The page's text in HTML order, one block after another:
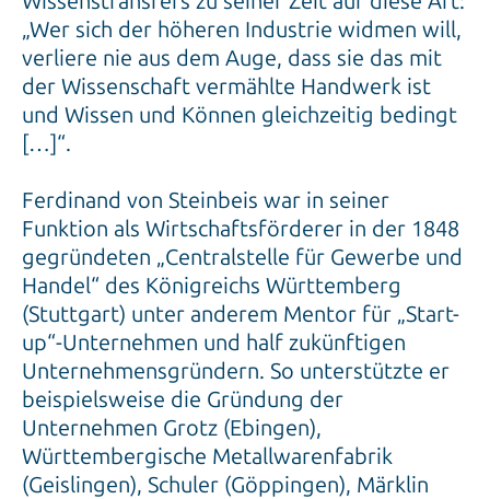
„Wer sich der höheren Industrie widmen will,
verliere nie aus dem Auge, dass sie das mit
der Wissenschaft vermählte Handwerk ist
und Wissen und Können gleichzeitig bedingt
[…]“.
Ferdinand von Steinbeis war in seiner
Funktion als Wirtschaftsförderer in der 1848
gegründeten „Centralstelle für Gewerbe und
Handel“ des Königreichs Württemberg
(Stuttgart) unter anderem Mentor für „Start-
up“-Unternehmen und half zukünftigen
Unternehmensgründern. So unterstützte er
beispielsweise die Gründung der
Unternehmen Grotz (Ebingen),
Württembergische Metallwarenfabrik
(Geislingen), Schuler (Göppingen), Märklin